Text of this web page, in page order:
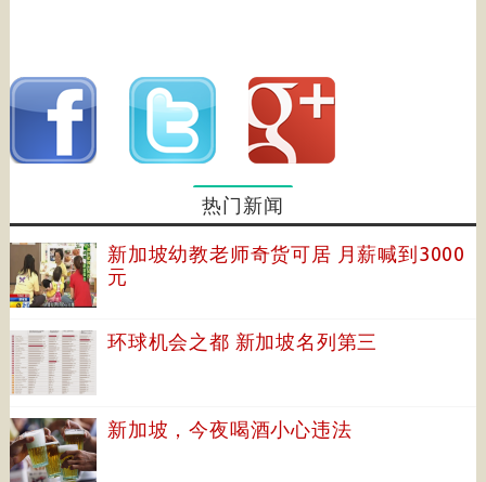
热门新闻
新加坡幼教老师奇货可居 月薪喊到3000
元
环球机会之都 新加坡名列第三
新加坡，今夜喝酒小心违法